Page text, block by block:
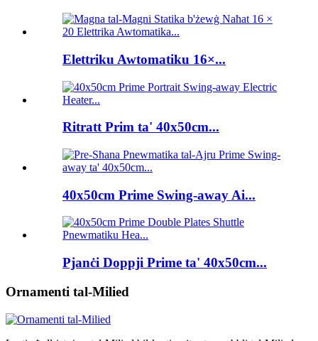
Elettriku Awtomatiku 16×...
Ritratt Prim ta' 40x50cm...
40x50cm Prime Swing-away Ai...
Pjanċi Doppji Prime ta' 40x50cm...
Ornamenti tal-Milied